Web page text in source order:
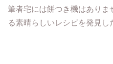
筆者宅には餅つき機はあり
る素晴らしいレシピを発見し